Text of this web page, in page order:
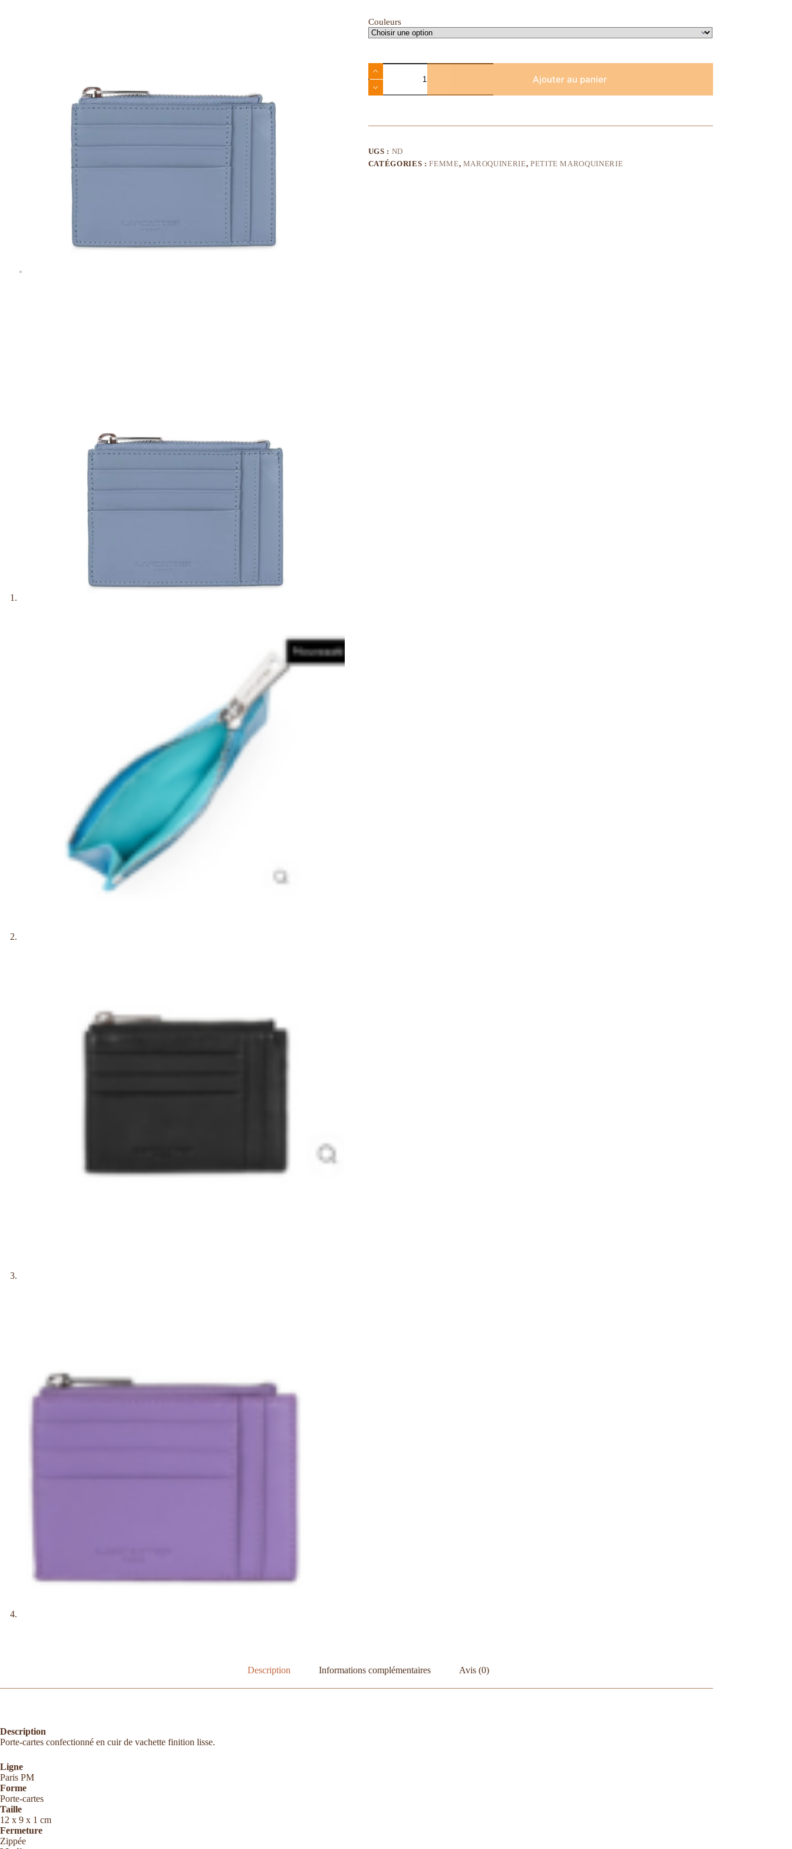
Couleurs
Ajouter au panier
UGS : ND
CATÉGORIES :FEMME, MAROQUINERIE, PETITE MAROQUINERIE
Description Informations complémentaires Avis (0)
Description
Porte-cartes confectionné en cuir de vachette finition lisse.
Ligne
Paris PM
Forme
Porte-cartes
Taille
12 x 9 x 1 cm
Fermeture
Zippée